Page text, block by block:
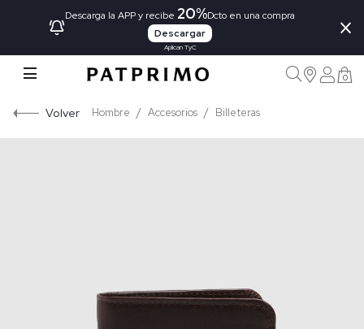
Descarga la APP y recibe 20%Dcto en una compra
Descargar
Aplican TyC
×
0
Volver Hombre Accesorios Billeteras